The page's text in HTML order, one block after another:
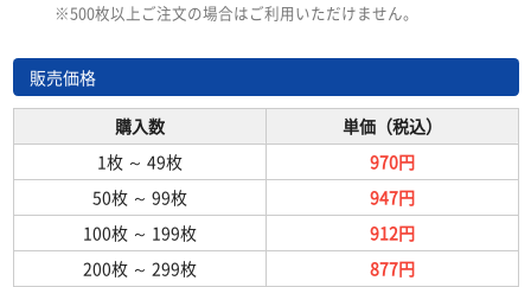
※500枚以上ご注文の場合はご利用いただけません。
販売価格
購入数
単価（税込）
1枚 ～ 49枚
970円
50枚 ～ 99枚
947円
100枚 ～ 199枚
912円
200枚 ～ 299枚
877円